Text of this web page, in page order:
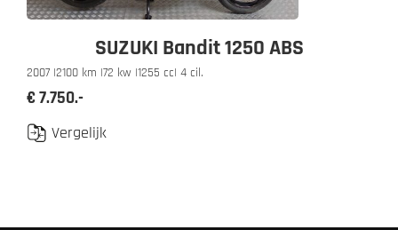
SUZUKI Bandit 1250 ABS
2007 |2100 km |72 kw |1255 cc| 4 cil.
€ 7.750.-
Vergelijk